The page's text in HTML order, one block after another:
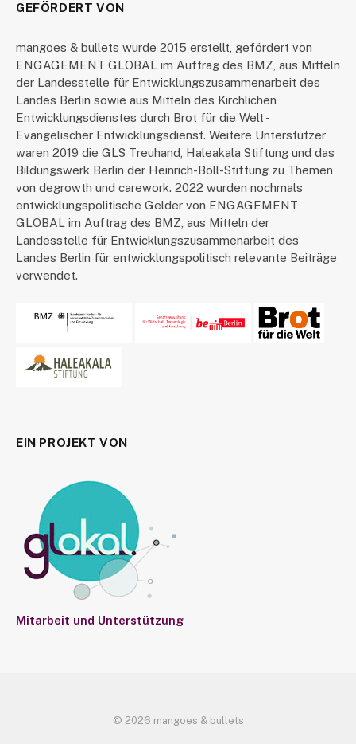
GEFÖRDERT VON
mangoes & bullets wurde 2015 erstellt, gefördert von
ENGAGEMENT GLOBAL im Auftrag des BMZ, aus Mitteln
der Landesstelle für Entwicklungszusammenarbeit des
Landes Berlin sowie aus Mitteln des Kirchlichen
Entwicklungsdienstes durch Brot für die Welt -
Evangelischer Entwicklungsdienst. Weitere Unterstützer
waren 2019 die GLS Treuhand, Haleakala Stiftung und das
Bildungswerk Berlin der Heinrich-Böll-Stiftung zu Themen
von degrowth und carework. 2022 wurden nochmals
entwicklungspolitische Gelder von ENGAGEMENT
GLOBAL im Auftrag des BMZ, aus Mitteln der
Landesstelle für Entwicklungszusammenarbeit des
Landes Berlin für entwicklungspolitisch relevante Beiträge
verwendet.
EIN PROJEKT VON
Mitarbeit und Unterstützung
© 2026 mangoes & bullets